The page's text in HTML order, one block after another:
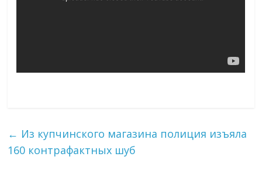
← Из купчинского магазина полиция изъяла
160 контрафактных шуб